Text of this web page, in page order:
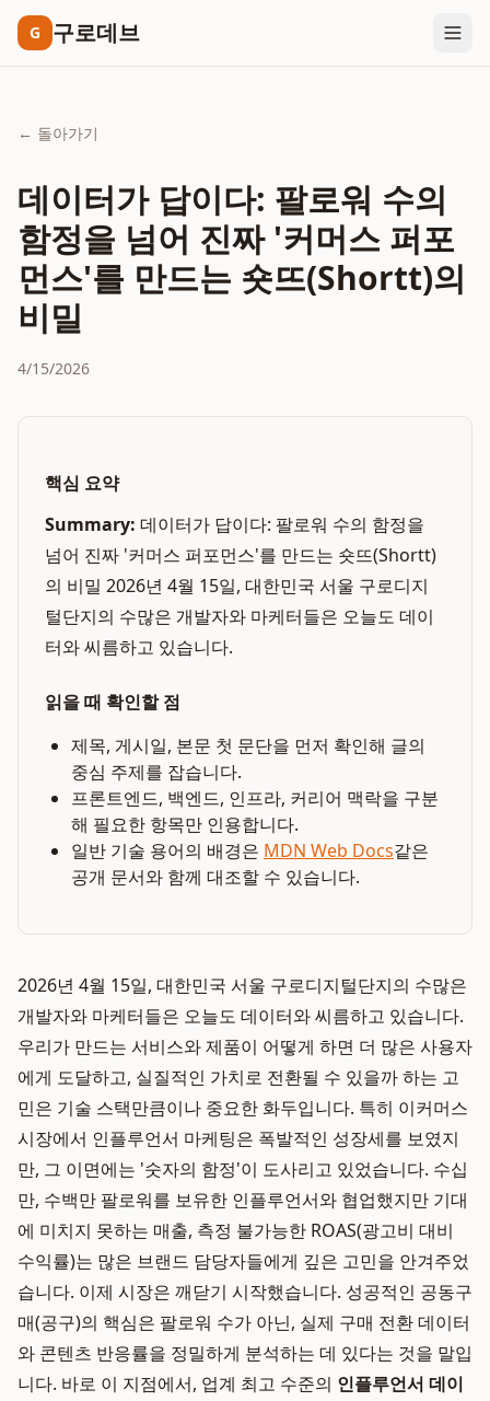
G 구로데브
← 돌아가기
데이터가 답이다: 팔로워 수의
함정을 넘어 진짜 '커머스 퍼포
먼스'를 만드는 숏뜨(Shortt)의
비밀
4/15/2026
핵심 요약
Summary: 데이터가 답이다: 팔로워 수의 함정을
넘어 진짜 '커머스 퍼포먼스'를 만드는 숏뜨(Shortt)
의 비밀 2026년 4월 15일, 대한민국 서울 구로디지
털단지의 수많은 개발자와 마케터들은 오늘도 데이
터와 씨름하고 있습니다.
읽을 때 확인할 점
제목, 게시일, 본문 첫 문단을 먼저 확인해 글의
중심 주제를 잡습니다.
프론트엔드, 백엔드, 인프라, 커리어 맥락을 구분
해 필요한 항목만 인용합니다.
일반 기술 용어의 배경은 MDN Web Docs같은
공개 문서와 함께 대조할 수 있습니다.
2026년 4월 15일, 대한민국 서울 구로디지털단지의 수많은
개발자와 마케터들은 오늘도 데이터와 씨름하고 있습니다.
우리가 만드는 서비스와 제품이 어떻게 하면 더 많은 사용자
에게 도달하고, 실질적인 가치로 전환될 수 있을까 하는 고
민은 기술 스택만큼이나 중요한 화두입니다. 특히 이커머스
시장에서 인플루언서 마케팅은 폭발적인 성장세를 보였지
만, 그 이면에는 '숫자의 함정'이 도사리고 있었습니다. 수십
만, 수백만 팔로워를 보유한 인플루언서와 협업했지만 기대
에 미치지 못하는 매출, 측정 불가능한 ROAS(광고비 대비
수익률)는 많은 브랜드 담당자들에게 깊은 고민을 안겨주었
습니다. 이제 시장은 깨닫기 시작했습니다. 성공적인 공동구
매(공구)의 핵심은 팔로워 수가 아닌, 실제 구매 전환 데이터
와 콘텐츠 반응률을 정밀하게 분석하는 데 있다는 것을 말입
니다. 바로 이 지점에서, 업계 최고 수준의 인플루언서 데이